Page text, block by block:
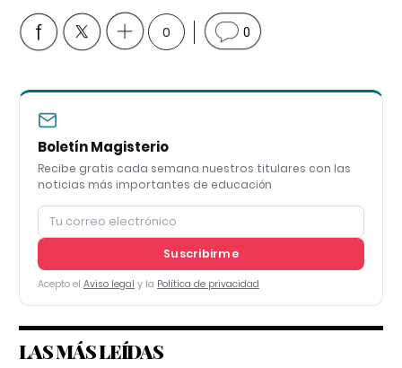
0 0
Boletín Magisterio
Recibe gratis cada semana nuestros titulares con las
noticias más importantes de educación
Suscribirme
Acepto el Aviso legal y la Política de privacidad
LAS MÁS LEÍDAS